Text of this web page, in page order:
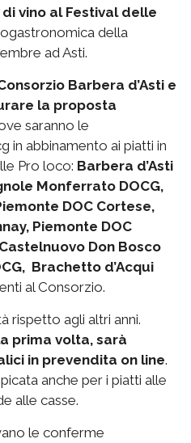
vino al Festival delle
della
ad Asti.
Barbera d’Asti e
la proposta
saranno le
in abbinamento ai piatti in
Pro loco: Barbera d’Asti
Monferrato DOCG,
DOC Cortese,
Piemonte DOC
Don Bosco
Brachetto d’Acqui
al Consorzio.
rispetto agli altri anni.
prima volta, sarà
in prevendita on line.
anche per i piatti alle
alle casse.
le conferme